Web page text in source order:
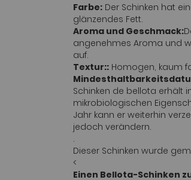
Farbe: Der Schinken hat
glänzendes Fett.
Aroma und Geschmack:
angenehmes Aroma und
auf.
Textur:: Homogen, kaum
Schinken de bellota erhält
mikrobiologischen
Jahr kann er weiterhin
jedoch verändern.
.
Dieser Schinken wurde
<
Einen Bellota-Schinken